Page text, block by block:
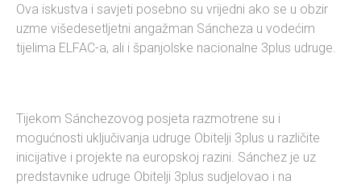
Ova iskustva i savjeti posebno su vrijedni ako se u obzir
uzme višedesetljetni angažman Sáncheza u vodećim
tijelima ELFAC-a, ali i španjolske nacionalne 3plus udruge.
Tijekom Sánchezovog posjeta razmotrene su i
mogućnosti uključivanja udruge Obitelji 3plus u različite
inicijative i projekte na europskoj razini. Sánchez je uz
predstavnike udruge Obitelji 3plus sudjelovao i na